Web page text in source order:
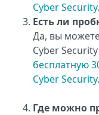
Cyber Security.
Есть ли
Да, вы
Cyber
бесплатную
Cyber Security.
Где можно